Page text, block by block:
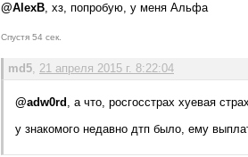
@AlexB, хз, попробую, у меня Альфа
Спустя 54 сек.
md5, 21 апреля 2015 г. 8:22:04
@adw0rd , а что, росгосстрах хуевая
у знакомого недавно дтп было, ему